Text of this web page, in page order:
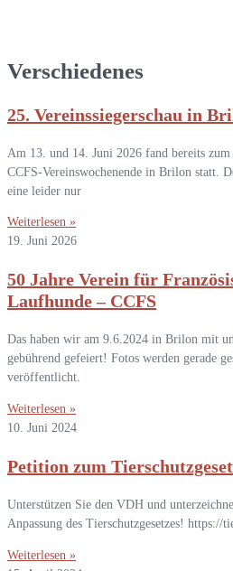
Verschiedenes
25. Vereinssiegerschau in
Am 13. und 14. Juni 2026 fand bereits
CCFS-Vereinswochenende in Brilon statt.
eine leider nur
Weiterlesen »
19. Juni 2026
50 Jahre Verein für
Laufhunde – CCFS
Das haben wir am 9.6.2024 in Brilon mit
gebührend gefeiert! Fotos werden gerade
veröffentlicht.
Weiterlesen »
10. Juni 2024
Petition zum
Unterstützen Sie den VDH und
Anpassung des Tierschutzgesetzes! https://
Weiterlesen »